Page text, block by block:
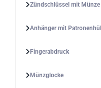
Zündschlüssel mit Münze
Anhänger mit
Fingerabdruck
Münzglocke